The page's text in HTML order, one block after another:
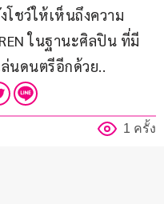
โชว์ให้เห็นถึงความ
ในฐานะศิลปิน ที่มี
นดนตรีอีกด้วย..
1 ครั้ง